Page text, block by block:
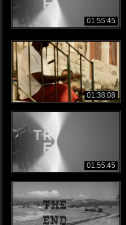
01:55:45
01:38:08
01:55:45